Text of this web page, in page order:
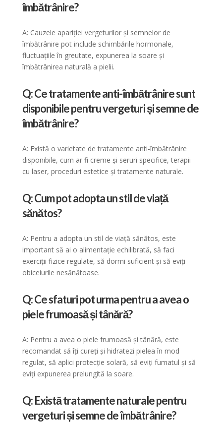
îmbătrânire?
A: Cauzele apariției vergeturilor și semnelor de
îmbătrânire pot include schimbările hormonale,
fluctuațiile în greutate, expunerea la soare și
îmbătrânirea naturală a pielii.
Q: Ce tratamente anti-îmbătrânire sunt
disponibile pentru vergeturi și semne de
îmbătrânire?
A: Există o varietate de tratamente anti-îmbătrânire
disponibile, cum ar fi creme și seruri specifice, terapii
cu laser, proceduri estetice și tratamente naturale.
Q: Cum pot adopta un stil de viață
sănătos?
A: Pentru a adopta un stil de viață sănătos, este
important să ai o alimentație echilibrată, să faci
exerciții fizice regulate, să dormi suficient și să eviți
obiceiurile nesănătoase.
Q: Ce sfaturi pot urma pentru a avea o
piele frumoasă și tânără?
A: Pentru a avea o piele frumoasă și tânără, este
recomandat să îți cureți și hidratezi pielea în mod
regulat, să aplici protecție solară, să eviți fumatul și să
eviți expunerea prelungită la soare.
Q: Există tratamente naturale pentru
vergeturi și semne de îmbătrânire?